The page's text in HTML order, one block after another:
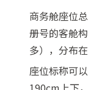
商务舱座位
册号的客舱
多），分布
座位标称可